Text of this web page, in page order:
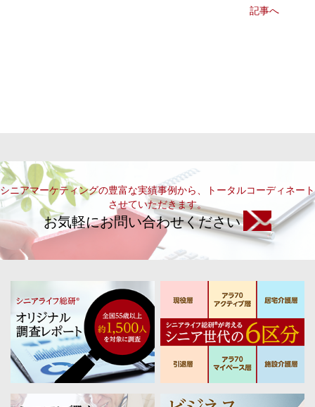
記事へ
シニアマーケティングの豊富な実績事例から、トータルコーディネート
させていただきます。
お気軽にお問い合わせください